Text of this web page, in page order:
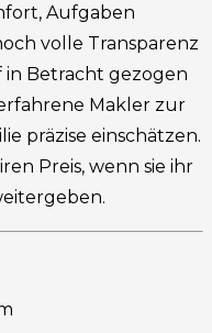
Aufgaben
volle Transparenz
in Betracht gezogen
Makler zur
präzise einschätzen.
Preis, wenn sie ihr